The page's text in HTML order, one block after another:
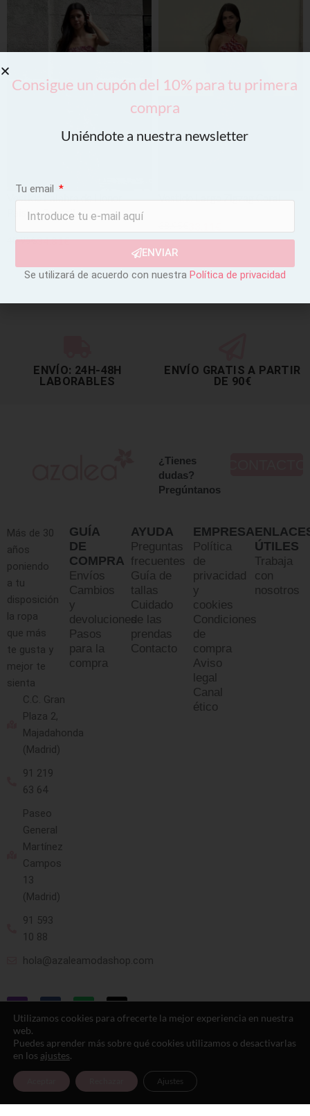
Vestido Palabra de Honor
Paisley Grosella
40,95€34,81€
Vestido Largo Zigzag Coral
SELECCIONAR OPCIONES
ENVÍO: 24H-48H
LABORABLES
ENVÍO GRATIS A PARTIR
DE 90€
¿Tienes
dudas?
Pregúntanos
Más de 30
años
poniendo
a tu
disposición
la ropa
que más
te gusta y
mejor te
sienta
C.C. Gran
Plaza 2,
Majadahonda
(Madrid)
91 219
63 64
Paseo
General
Martínez
Campos
13
(Madrid)
91 593
10 88
hola@azaleamodashop.com
GUÍA
DE
COMPRA
Envíos
Cambios
y
devoluciones
Pasos
para la
compra
AYUDA
Preguntas
frecuentes
Guía de
tallas
Cuidado
de las
prendas
Contacto
EMPRESA
Política
de
privacidad
y
cookies
Condiciones
de
compra
Aviso
legal
Canal
ético
ÚTILES
Trabaja
con
nosotros
© 2025, azaleamodashop. Todos los
derechos reservados.
Utilizamos cookies para ofrecerte la mejor experiencia en nuestra
web.
Puedes aprender más sobre qué cookies utilizamos o desactivarlas
en los ajustes.
Ajustes
Consigue un cupón del 10% para tu primera
compra
Uniéndote a nuestra newsletter
Tu email
ENVIAR
Se utilizará de acuerdo con nuestra Política de privacidad